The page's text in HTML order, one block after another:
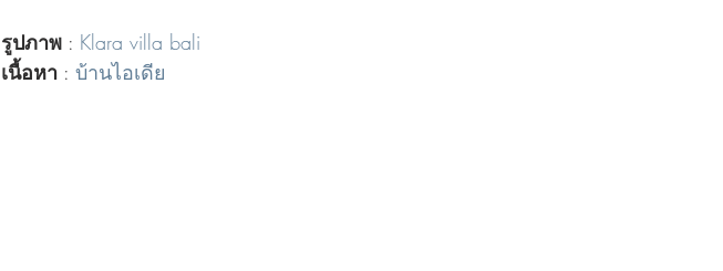
รูปภาพ : Klara villa bali
เนื้อหา : บ้านไอเดีย